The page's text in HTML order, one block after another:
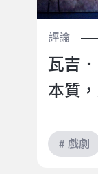
評論
瓦吉
本質
# 戲劇